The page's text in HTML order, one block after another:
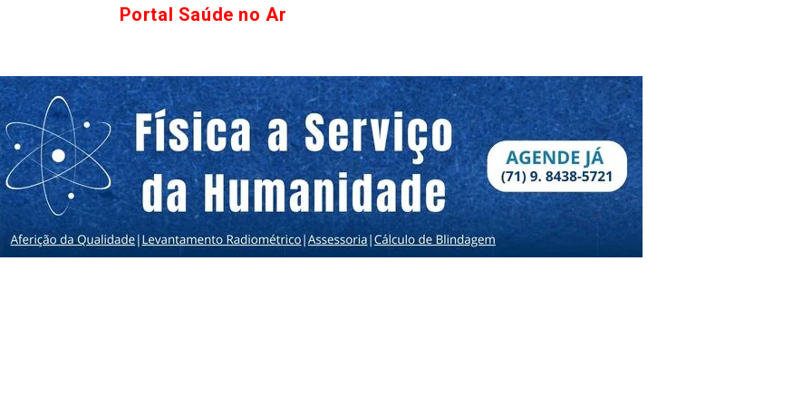
Portal Saúde no Ar